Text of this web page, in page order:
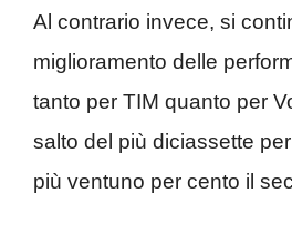
Al contrario invece, si
miglioramento delle
tanto per TIM quanto per
salto del più diciassette
più ventuno per cento il